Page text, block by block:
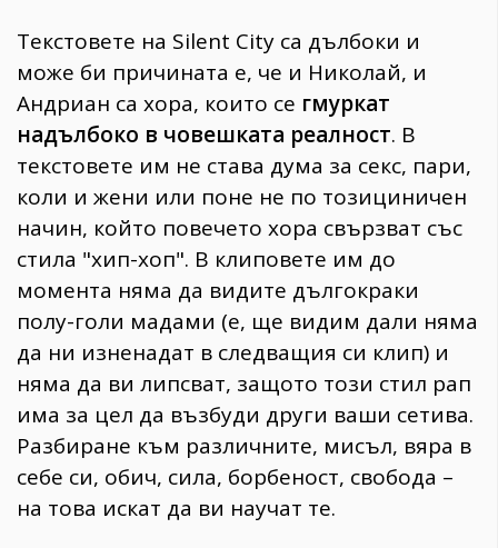
Текстовете на Silent City са дълбоки и
може би причината е, че и Николай, и
Андриан са хора, които се гмуркат
надълбоко в човешката реалност. В
текстовете им не става дума за секс, пари,
коли и жени или поне не по тозициничен
начин, който повечето хора свързват със
стила "хип-хоп". В клиповете им до
момента няма да видите дългокраки
полу-голи мадами (e, ще видим дали няма
да ни изненадат в следващия си клип) и
няма да ви липсват, защото този стил рап
има за цел да възбуди други ваши сетива.
Разбиране към различните, мисъл, вяра в
себе си, обич, сила, борбеност, свобода –
на това искат да ви научат те.